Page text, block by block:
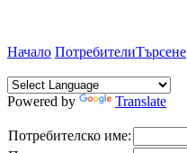
Начало ПотребителиТърсене
Powered by Translate
Потребителско име: